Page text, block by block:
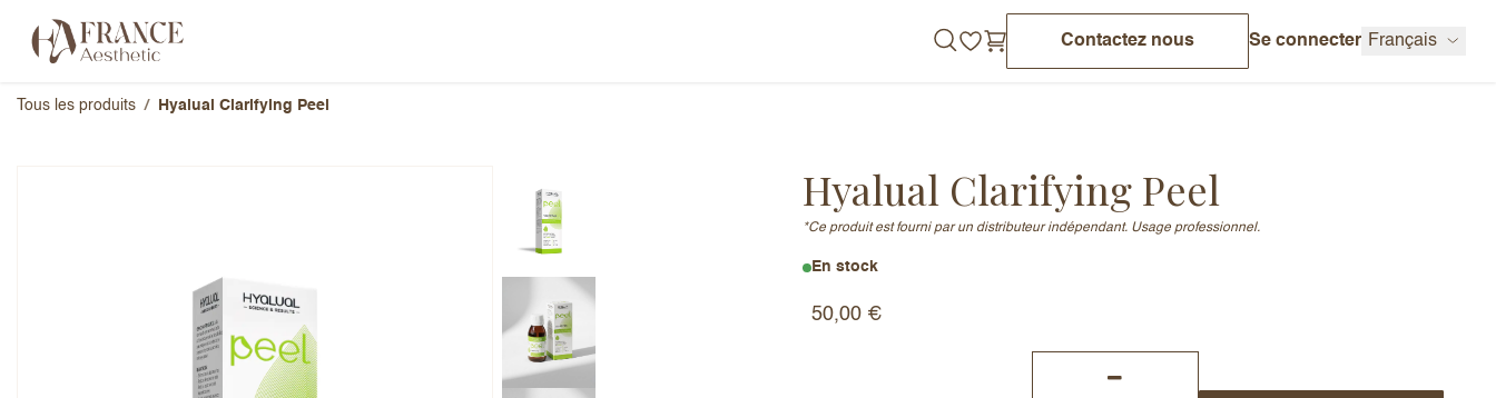
Contactez nous Se connecter Français
Tous les produits Hyalual Clarifying Peel
Hyalual Clarifying Peel
*Ce produit est fourni par un distributeur indépendant. Usage professionnel.
En stock
50,00 €
Hyalual Clarifying Peel